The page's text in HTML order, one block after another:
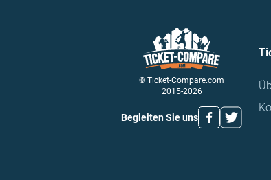
© Ticket-Compare.com
2015-2026
Begleiten Sie uns